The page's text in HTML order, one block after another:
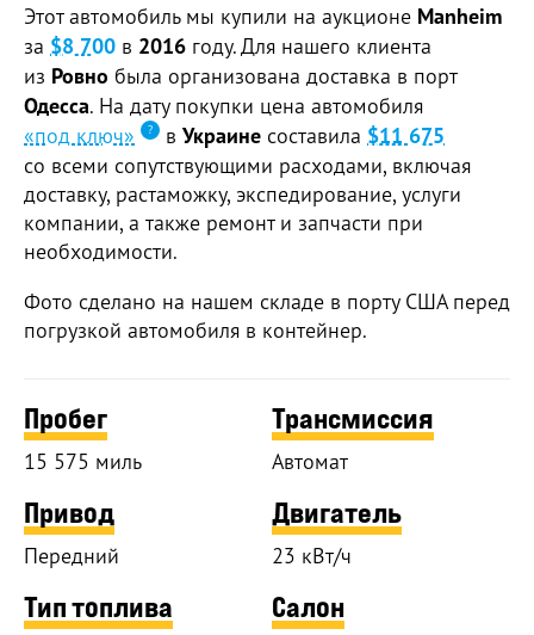
Этот автомобиль мы купили на аукционе Manheim
за $8 700 в 2016 году. Для нашего клиента
из Ровно была организована доставка в порт
Одесса. На дату покупки цена автомобиля
«под ключ»
в Украине составила $11 675
со всеми сопутствующими расходами, включая
доставку, растаможку, экспедирование, услуги
компании, а также ремонт и запчасти при
необходимости.
Фото сделано на нашем складе в порту США перед
погрузкой автомобиля в контейнер.
Пробег
15 575 миль
Трансмиссия
Автомат
Привод
Передний
Двигатель
23 кВт/ч
Тип топлива Салон